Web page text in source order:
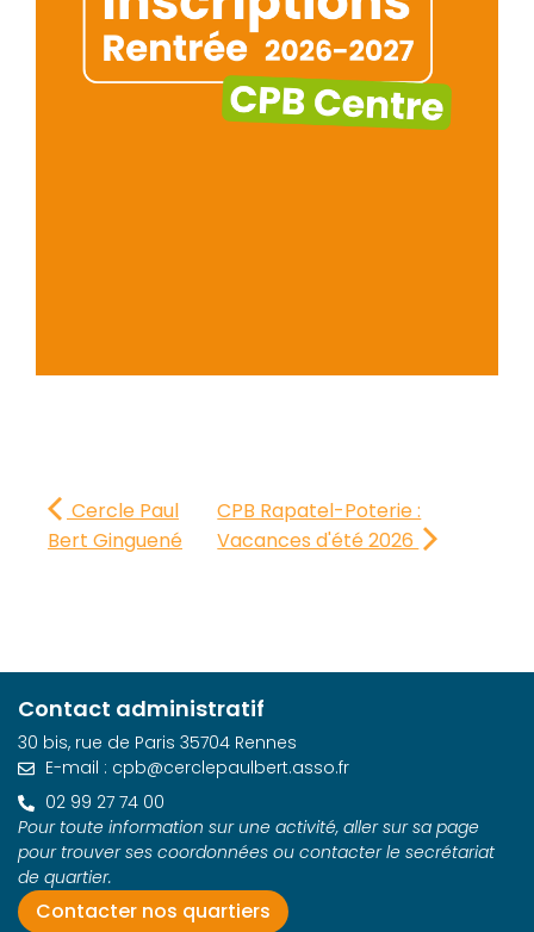
Cercle Paul
Bert Ginguené
CPB Rapatel-Poterie :
Vacances d'été 2026
Contact administratif
30 bis, rue de Paris 35704 Rennes
E-mail : cpb@cerclepaulbert.asso.fr
02 99 27 74 00
Pour toute information sur une activité, aller sur sa page
pour trouver ses coordonnées ou contacter le secrétariat
de quartier.
Contacter nos quartiers